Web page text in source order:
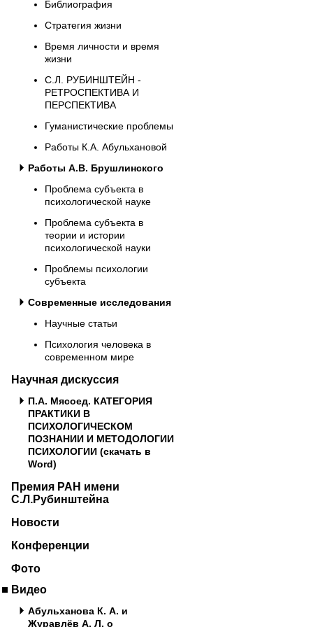
Библиография
Стратегия жизни
Время личности и время
жизни
С.Л. РУБИНШТЕЙН -
РЕТРОСПЕКТИВА И
ПЕРСПЕКТИВА
Гуманистические проблемы
Работы К.А. Абульхановой
Работы А.В. Брушлинского
Проблема субъекта в
психологической науке
Проблема субъекта в
теории и истории
психологической науки
Проблемы психологии
субъекта
Современные исследования
Научные статьи
Психология человека в
современном мире
Научная дискуссия
П.А. Мясоед. КАТЕГОРИЯ
ПРАКТИКИ В
ПСИХОЛОГИЧЕСКОМ
ПОЗНАНИИ И МЕТОДОЛОГИИ
ПСИХОЛОГИИ (скачать в
Word)
Премия РАН имени
С.Л.Рубинштейна
Новости
Конференции
Фото
Видео
Абульханова К. А. и
Журавлёв А. Л. о